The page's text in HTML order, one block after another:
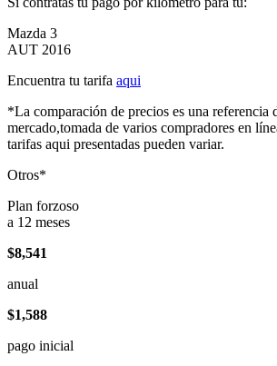
Mazda 3
AUT 2016
Encuentra tu tarifa aqui
*La comparación de precios es una referencia
mercado,tomada de varios compradores en
tarifas aqui presentadas pueden variar.
Otros*
Plan forzoso
a 12 meses
$8,541
anual
$1,588
pago inicial